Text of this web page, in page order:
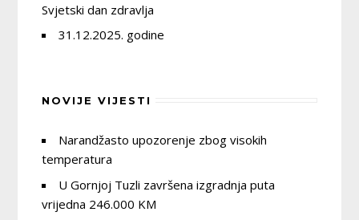
Svjetski dan zdravlja
31.12.2025. godine
NOVIJE VIJESTI
Narandžasto upozorenje zbog visokih
temperatura
U Gornjoj Tuzli završena izgradnja puta
vrijedna 246.000 KM